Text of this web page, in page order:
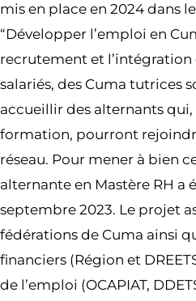
mis en place en 2024 dans
“Développer l’emploi en
recrutement et l’intégration
salariés, des Cuma tutrices
accueillir des alternants qui,
formation, pourront
réseau. Pour mener à bien
alternante en Mastère RH a
septembre 2023. Le projet
fédérations de Cuma ainsi
financiers (Région et
de l’emploi (OCAPIAT,